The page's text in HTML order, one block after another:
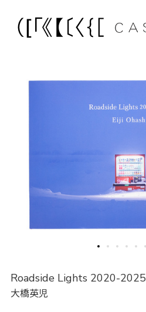
Roadside Lights 2020-2025
大橋英児